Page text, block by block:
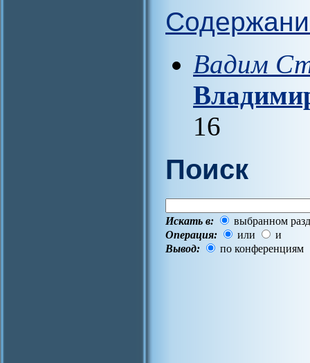
Вадим
16
Поиск
Искать в:
выбранном
Операция:
или
и
Вывод:
по конференциям